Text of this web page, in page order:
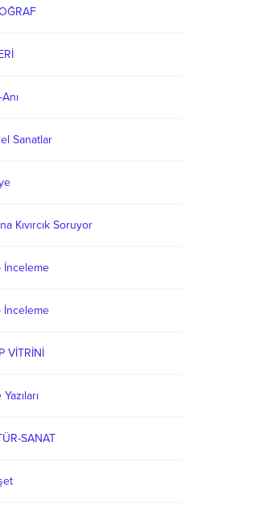
Sanatlar
Kıvırcık Soruyor
İnceleme
İnceleme
VİTRİNİ
SANAT